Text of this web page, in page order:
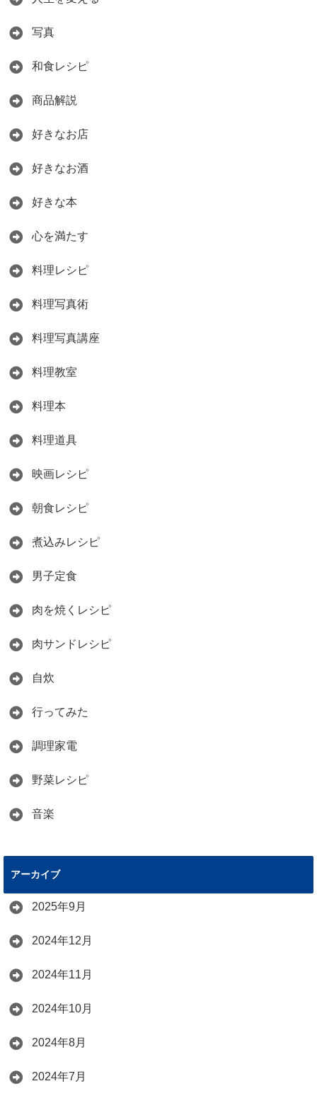
写真
和食レシピ
商品解説
好きなお店
好きなお酒
好きな本
心を満たす
料理レシピ
料理写真術
料理写真講座
料理教室
料理本
料理道具
映画レシピ
朝食レシピ
煮込みレシピ
男子定食
肉を焼くレシピ
肉サンドレシピ
自炊
行ってみた
調理家電
野菜レシピ
音楽
アーカイブ
2025年9月
2024年12月
2024年11月
2024年10月
2024年8月
2024年7月